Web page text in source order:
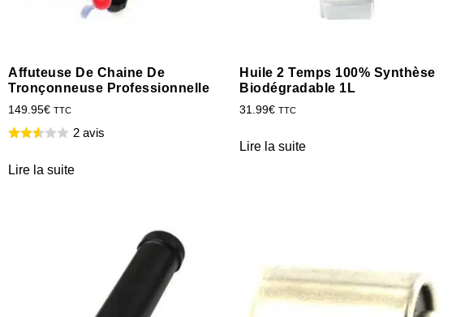
Affuteuse De Chaine De
Tronçonneuse Professionnelle
149.95€ TTC
2 avis
Lire la suite
Huile 2 Temps 100% Synthèse
Biodégradable 1L
31.99€ TTC
Lire la suite